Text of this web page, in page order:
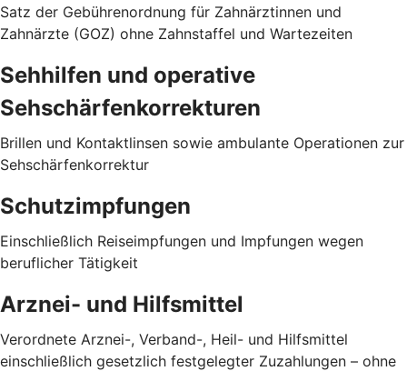
Satz der Gebührenordnung für Zahnärztinnen und
Zahnärzte (GOZ) ohne Zahnstaffel und Wartezeiten
Sehhilfen und operative
Sehschärfenkorrekturen
Brillen und Kontaktlinsen sowie ambulante Operationen zur
Sehschärfenkorrektur
Schutzimpfungen
Einschließlich Reiseimpfungen und Impfungen wegen
beruflicher Tätigkeit
Arznei- und Hilfsmittel
Verordnete Arznei-, Verband-, Heil- und Hilfsmittel
einschließlich gesetzlich festgelegter Zuzahlungen – ohne